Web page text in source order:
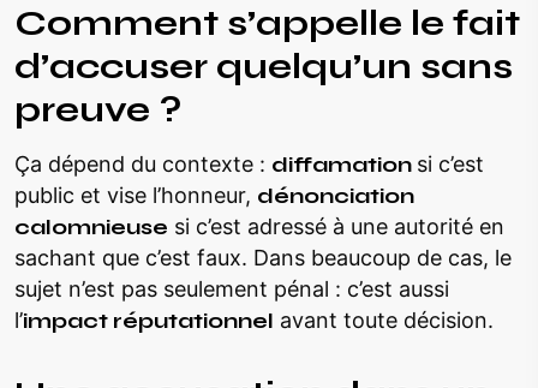
Comment s’appelle le fait
d’accuser quelqu’un sans
preuve ?
Ça dépend du contexte : diffamation si c’est
public et vise l’honneur, dénonciation
calomnieuse si c’est adressé à une autorité en
sachant que c’est faux. Dans beaucoup de cas, le
sujet n’est pas seulement pénal : c’est aussi
l’impact réputationnel avant toute décision.